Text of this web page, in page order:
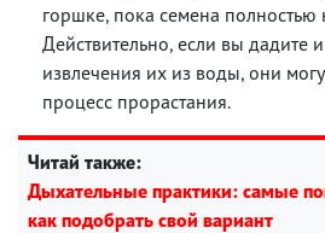
горшке, пока семена полностью
Действительно, если вы дадите
извлечения их из воды, они
процесс прорастания.
Читай также:
Дыхательные практики: самые
как подобрать свой вариант